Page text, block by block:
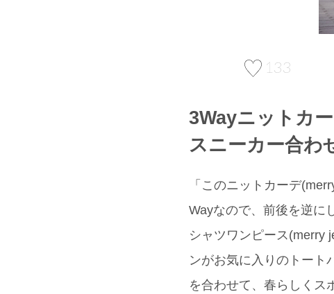
133
3Wayニットカ
スニーカー合
「このニットカーデ
Wayなので、前後を逆
シャツワンピース
ンがお気に入りのトート
を合わせて、春らしくス